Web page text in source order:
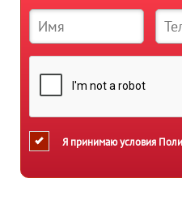
Я принимаю условия